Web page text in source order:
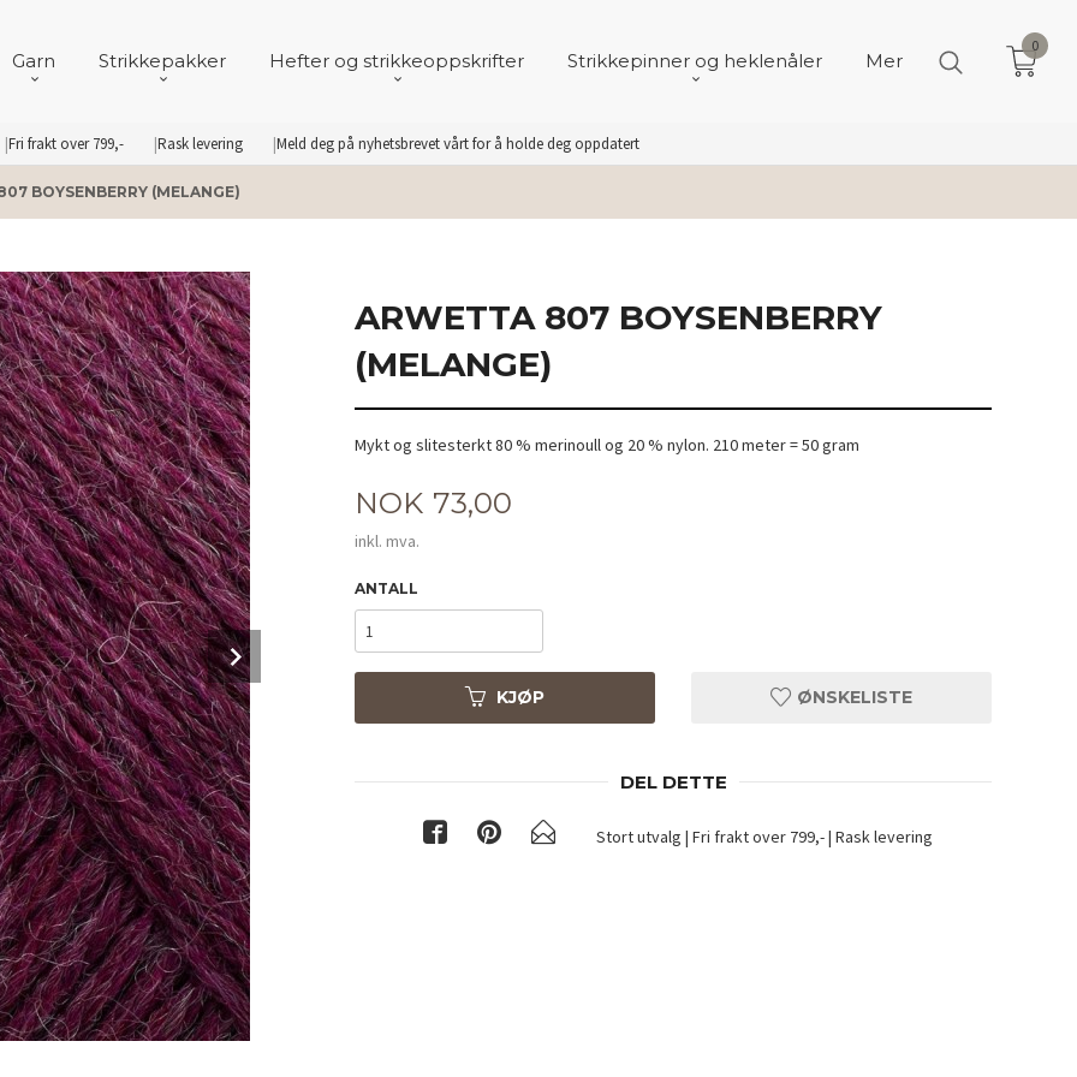
Fri frakt over 799,- Rask levering Meld deg på nyhetsbrevet vårt for å holde deg oppdatert
Garn Strikkepakker Hefter og strikkeoppskrifter Strikkepinner og heklenåler Mer
0
BOYSENBERRY (MELANGE)
ARWETTA 807 BOYSENBERRY
(MELANGE)
Mykt og slitesterkt 80 % merinoull og 20 % nylon. 210 meter = 50 gram
Pris
NOK 73,00
inkl. mva.
ANTALL
KJØP ØNSKELISTE
DEL DETTE
Stort utvalg | Fri frakt over 799,- | Rask levering